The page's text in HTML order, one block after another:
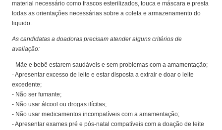
material necessário como frascos esterilizados, touca e máscara e presta
todas as orientações necessárias sobre a coleta e armazenamento do
liquido.
As candidatas a doadoras precisam atender alguns critérios de
avaliação:
- Mãe e bebê estarem saudáveis e sem problemas com a amamentação;
- Apresentar excesso de leite e estar disposta a extrair e doar o leite
excedente;
- Não ser fumante;
- Não usar álcool ou drogas ilícitas;
- Não usar medicamentos incompatíveis com a amamentação;
- Apresentar exames pré e pós-natal compatíveis com a doação de leite